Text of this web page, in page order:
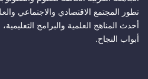
تطور المجتمع الاقتصادي والاجتماعي
أحدث المناهج العلمية والبرامج
أبواب النجاح.